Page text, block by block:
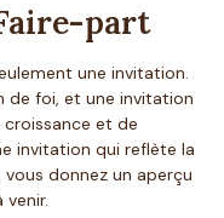
part
une invitation.
de foi, et une invitation
et de
invitation qui reflète la
vous donnez un aperçu